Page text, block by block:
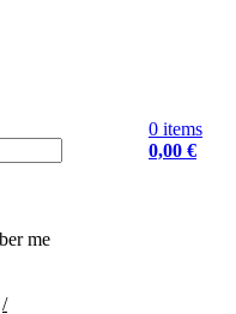
me
0 items
0,00 €